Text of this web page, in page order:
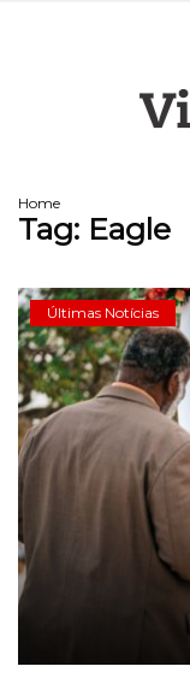
Home
Tag: Eagle
Últimas Notícias